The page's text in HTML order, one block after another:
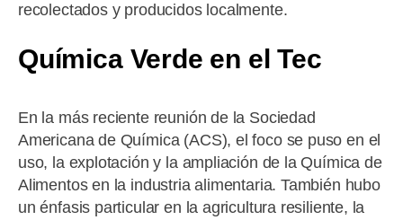
recolectados y producidos localmente.
Química Verde en el Tec
En la más reciente reunión de la Sociedad
Americana de Química (ACS), el foco se puso en el
uso, la explotación y la ampliación de la Química de
Alimentos en la industria alimentaria. También hubo
un énfasis particular en la agricultura resiliente, la